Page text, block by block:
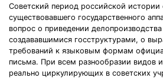
Советский период российской истории
существовавшего государственного
вопрос о приведении
создававшимися госструктурами, о
требований к языковым формам
письма. При всем разнообразии видов
реально циркулирующих в советских